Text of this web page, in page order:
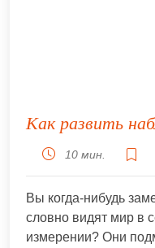
Как развить
10 мин.
Вы когда-нибудь
словно видят мир в
измерении? Они